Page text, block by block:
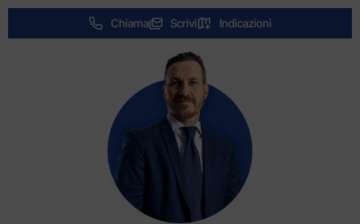
Chiama Scrivi Indicazioni